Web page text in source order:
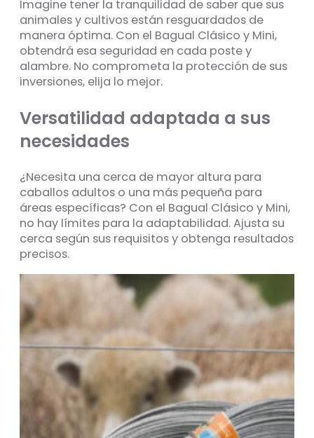
Imagine tener la tranquilidad de saber que sus
animales y cultivos están resguardados de
manera óptima. Con el Bagual Clásico y Mini,
obtendrá esa seguridad en cada poste y
alambre. No comprometa la protección de sus
inversiones, elija lo mejor.
Versatilidad adaptada a sus
necesidades
¿Necesita una cerca de mayor altura para
caballos adultos o una más pequeña para
áreas específicas? Con el Bagual Clásico y Mini,
no hay límites para la adaptabilidad. Ajusta su
cerca según sus requisitos y obtenga resultados
precisos.